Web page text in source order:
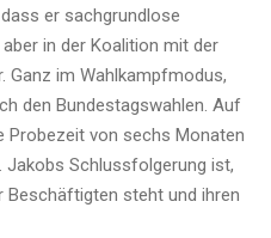
er sachgrundlose
in der Koalition mit der
Ganz im Wahlkampfmodus,
den Bundestagswahlen. Auf
Probezeit von sechs Monaten
Jakobs Schlussfolgerung ist,
Beschäftigten steht und ihren